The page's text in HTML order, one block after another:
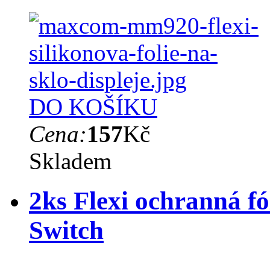
DO KOŠÍKU
Cena:157Kč
Skladem
2ks Flexi ochranná
Switch